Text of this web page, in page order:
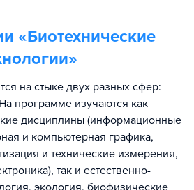
«Биотехнические
»
на стыке двух разных сфер:
программе изучаются как
дисциплины (информационные
и компьютерная графика,
и технические измерения,
так и естественно-
экология, биофизические